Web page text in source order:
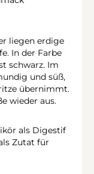
liegen erdige
In der Farbe
schwarz. Im
und süß,
übernimmt.
wieder aus.
als Digestif
Zutat für